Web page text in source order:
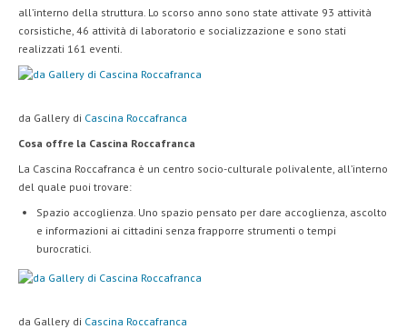
all’interno della struttura. Lo scorso anno sono state attivate 93 attività
corsistiche, 46 attività di laboratorio e socializzazione e sono stati
realizzati 161 eventi.
da Gallery di Cascina Roccafranca
Cosa offre la Cascina Roccafranca
La Cascina Roccafranca è un centro socio-culturale polivalente, all’interno
del quale puoi trovare:
Spazio accoglienza. Uno spazio pensato per dare accoglienza, ascolto
e informazioni ai cittadini senza frapporre strumenti o tempi
burocratici.
da Gallery di Cascina Roccafranca